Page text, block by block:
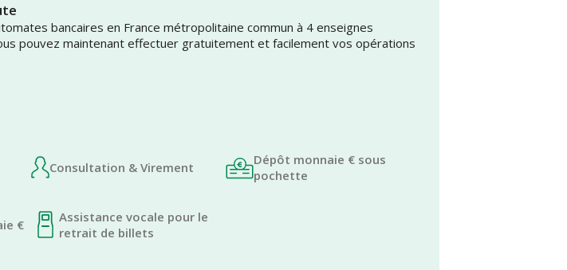
bancaires en France métropolitaine commun à 4 enseignes
pouvez maintenant effectuer gratuitement et facilement vos opérations
Consultation & Virement
Dépôt monnaie € sous
pochette
€
Assistance vocale pour le
retrait de billets